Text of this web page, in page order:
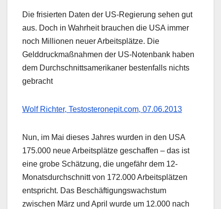
Die frisierten Daten der US-Regierung sehen gut
aus. Doch in Wahrheit brauchen die USA immer
noch Millionen neuer Arbeitsplätze. Die
Gelddruckmaßnahmen der US-Notenbank haben
dem Durchschnittsamerikaner bestenfalls nichts
gebracht
Wolf Richter, Testosteronepit.com, 07.06.2013
Nun, im Mai dieses Jahres wurden in den USA
175.000 neue Arbeitsplätze geschaffen – das ist
eine grobe Schätzung, die ungefähr dem 12-
Monatsdurchschnitt von 172.000 Arbeitsplätzen
entspricht. Das Beschäftigungswachstum
zwischen März und April wurde um 12.000 nach